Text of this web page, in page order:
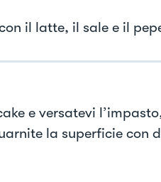
il latte, il sale e il
e versatevi
la superficie con